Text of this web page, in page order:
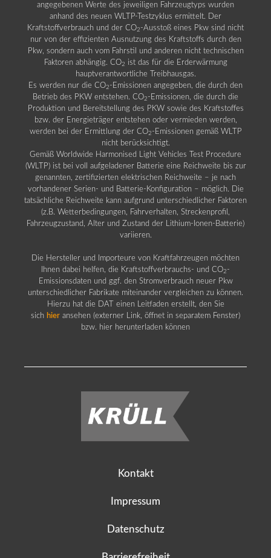
angegebenen Werte des jeweiligen Fahrzeugtyps wurden
anhand des neuen WLTP-Testzyklus ermittelt. Der
Kraftstoffverbrauch und der CO2 -Ausstoß eines Pkw sind nicht
nur von der effizienten Ausnutzung des Kraftstoffs durch den
Pkw, sondern auch vom Fahrstil und anderen nicht technischen
Faktoren abhängig. CO2 ist das für die Erderwärmung
hauptverantwortliche Treibhausgas.
Es werden nur die CO2 -Emissionen angegeben, die durch den
Betrieb des PKW entstehen. CO2 -Emissionen, die durch die
Produktion und Bereitstellung des PKW sowie des Kraftstoffes
bzw. der Energieträger entstehen oder vermieden werden,
werden bei der Ermittlung der CO2 -Emissionen gemäß WLTP
nicht berücksichtigt.
Gemäß Worldwide Harmonised Light Vehicles Test Procedure
(WLTP) ist bei voll aufgeladener Batterie eine Reichweite bis zur
genannten, zertifizierten elektrischen Reichweite – je nach
vorhandener Serien- und Batterie-Konfiguration – möglich. Die
tatsächliche Reichweite kann aufgrund unterschiedlicher Faktoren
(z.B. Wetterbedingungen, Fahrverhalten, Streckenprofil,
Fahrzeugzustand, Alter und Zustand der Lithium-Ionen-Batterie)
variieren.
Die Hersteller und Importeure von Kraftfahrzeugen möchten
Ihnen dabei helfen, die Kraftstoffverbrauchs- und CO2 -
Emissionsdaten und ggf. den Stromverbrauch neuer Pkw
unterschiedlicher Fabrikate miteinander vergleichen zu können.
Hierzu hat die DAT einen Leitfaden erstellt, den Sie
sich hier ansehen (externer Link, öffnet in separatem Fenster)
bzw. hier herunterladen können
Kontakt
Impressum
Datenschutz